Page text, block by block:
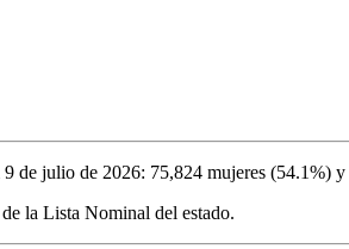
9 de julio de 2026: 75,824 mujeres (54.1%) y
de la Lista Nominal del estado.